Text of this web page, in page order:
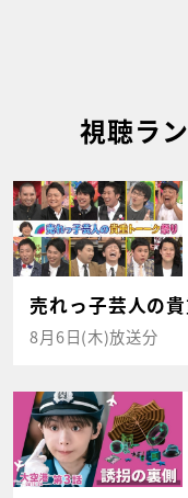
視聴ラ
売れっ子芸人の
8月6日(木)放送分